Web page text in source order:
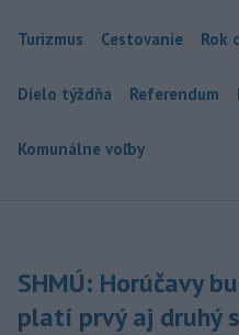
Turizmus Cestovanie Rok
Dielo týždňa Referendum
Komunálne voľby
SHMÚ: Horúčavy
platí prvý aj druhý